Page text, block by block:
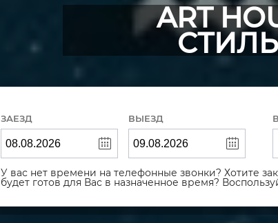
ART
ЗАЕЗД ВЫЕЗД
У вас нет времени на телефонные звонки? Хотите
будет готов для Вас в назначенное время?